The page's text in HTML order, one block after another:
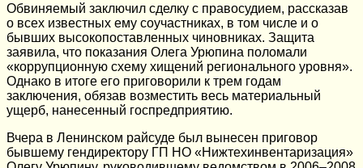
Обвиняемый заключил сделку с правосудием, рассказав
о всех известных ему соучастниках, в том числе и о
бывших высокопоставленных чиновниках. Защита
заявила, что показания Олега Урюпина поломали
«коррупционную схему хищений регионального уровня».
Однако в итоге его приговорили к трем годам
заключения, обязав возместить весь материальный
ущерб, нанесенный госпредприятию.
Вчера в Ленинском райсуде был вынесен приговор
бывшему гендиректору ГП НО «Нижтехинвентаризация»